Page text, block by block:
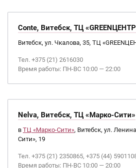
Conte, Витебск, ТЦ
Витебск, ул. Чкалова, 35, ТЦ
Тел. +375 (21) 2616030
Время работы: ПН-ВС 10:00 — 22:00
Nelva, Витебск, ТЦ «Марко-Сити»
в ТЦ «Марко-Сити», Витебск, ул.
Сити», 19
Тел. +375 (21) 2350865, +375 (44)
Время работы: ПН-ВС 10:00 — 20:00